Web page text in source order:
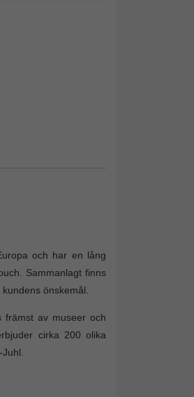
och har en lång
Sammanlagt finns
önskemål.
främst av museer och
cirka 200 olika